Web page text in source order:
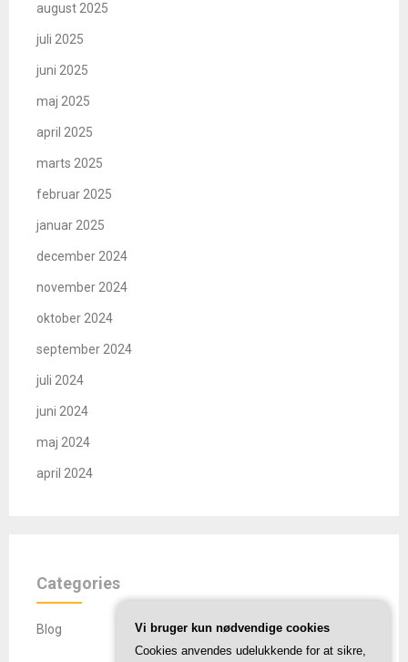
august 2025
juli 2025
juni 2025
maj 2025
april 2025
marts 2025
februar 2025
januar 2025
december 2024
november 2024
oktober 2024
september 2024
juli 2024
juni 2024
maj 2024
april 2024
Categories
Blog
Vi bruger kun nødvendige cookies
Cookies anvendes udelukkende for at sikre,